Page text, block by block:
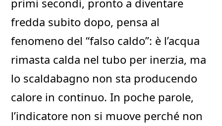
fredda subito dopo, pensa al
fenomeno del “falso caldo”: è l’acqua
rimasta calda nel tubo per inerzia, ma
lo scaldabagno non sta producendo
calore in continuo. In poche parole,
l’indicatore non si muove perché non